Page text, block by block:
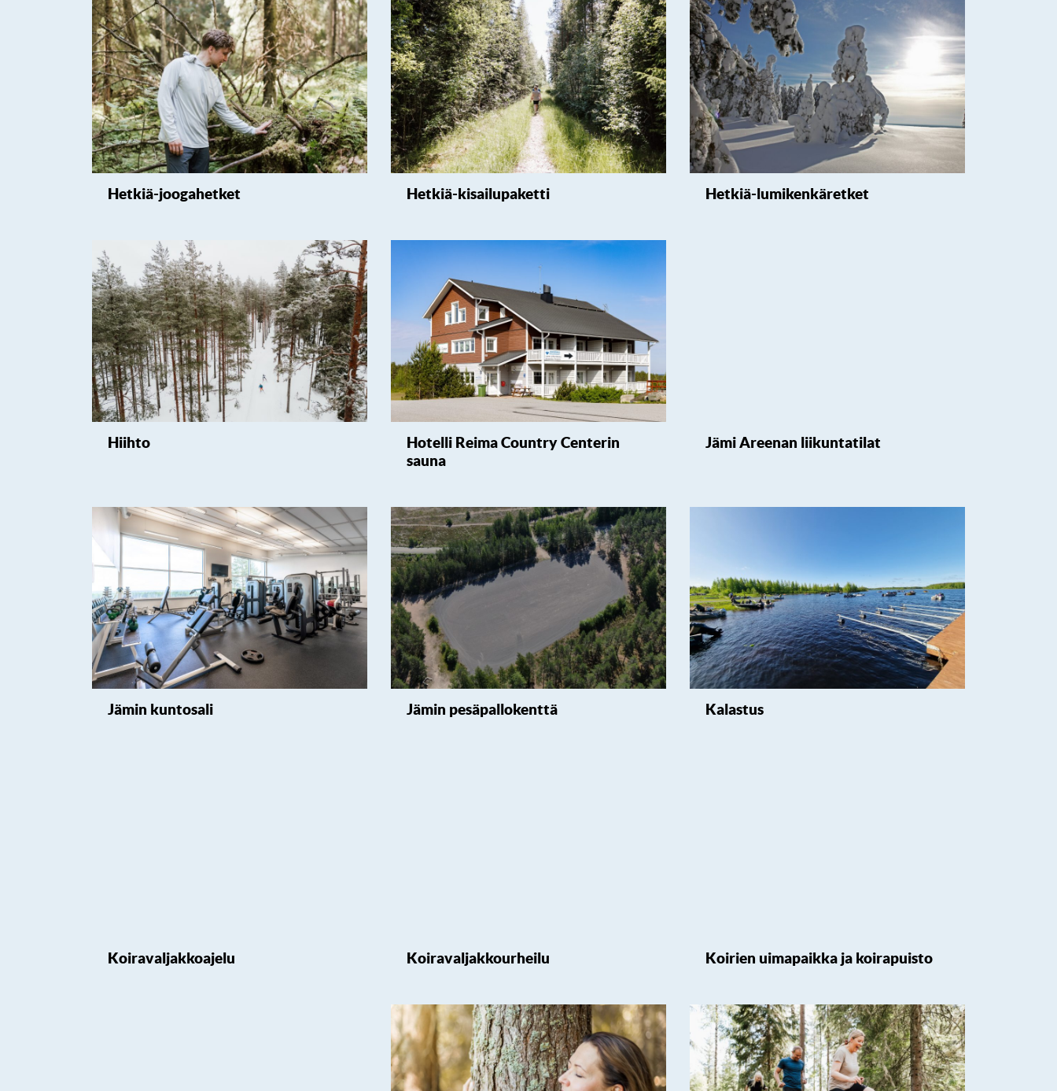
Hetkiä-joogahetket Hetkiä-kisailupaketti Hetkiä-lumikenkäretket
Hiihto
Hotelli Reima Country Centerin
sauna
Jämi Areenan liikuntatilat
Jämin kuntosali Jämin pesäpallokenttä Kalastus
Koiravaljakkoajelu Koiravaljakkourheilu Koirien uimapaikka ja koirapuisto